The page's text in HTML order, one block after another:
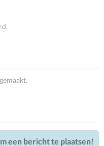
een bericht te plaatsen!